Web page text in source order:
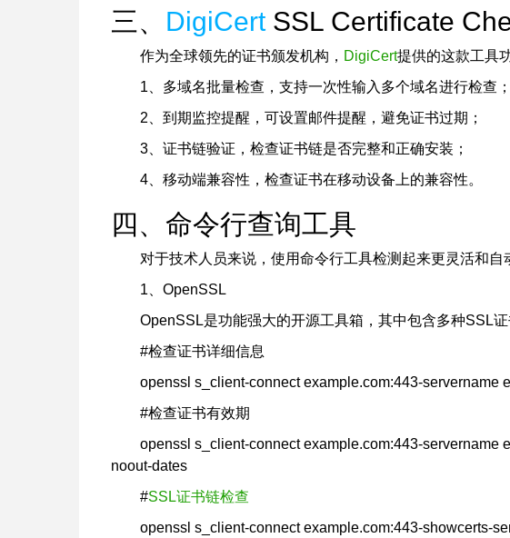
三、 DigiCertSSL Certificate
作为全球领先的证书颁发机构， DigiCert提供的这款工具
1、多域名批量检查，支持一次性输入多个域名进行检查；
2、到期监控提醒，可设置邮件提醒，避免证书过期；
3、证书链验证，检查证书链是否完整和正确安装；
4、移动端兼容性，检查证书在移动设备上的兼容性。
四、命令行查询工具
对于技术人员来说，使用命令行工具检测起来更灵活和自
1、OpenSSL
OpenSSL是功能强大的开源工具箱，其中包含多种SSL证
#检查证书详细信息
openssl s_client-connect example.com:443-servername
#检查证书有效期
openssl s_client-connect example.com:443-servername
noout-dates
#SSL证书链检查
openssl s_client-connect example.com:443-showcerts-